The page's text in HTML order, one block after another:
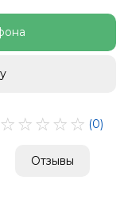
(0)
Отзывы